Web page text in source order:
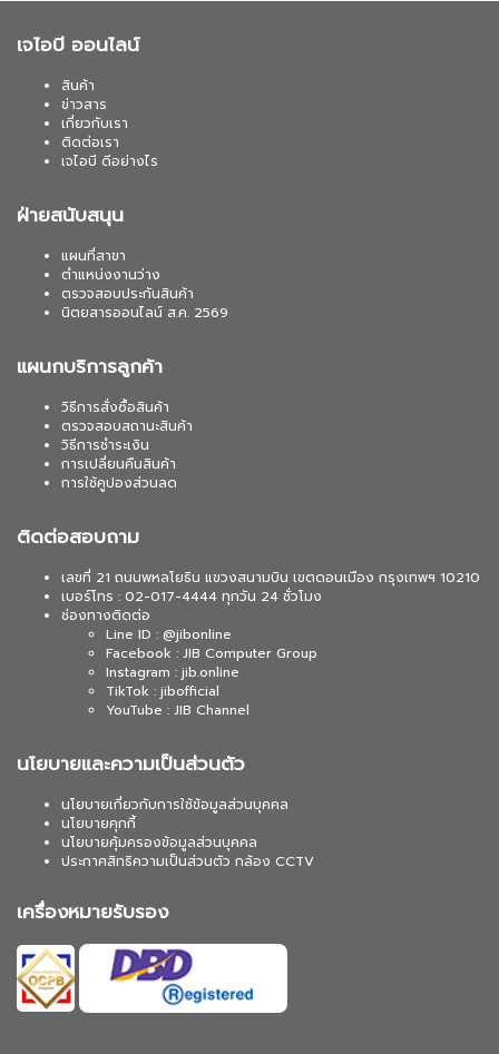
เจไอบี ออนไลน์
สินค้า
ข่าวสาร
เกี่ยวกับเรา
ติดต่อเรา
เจไอบี ดีอย่างไร
ฝ่ายสนับสนุน
แผนที่สาขา
ตำแหน่งงานว่าง
ตรวจสอบประกันสินค้า
นิตยสารออนไลน์ ส.ค. 2569
แผนกบริการลูกค้า
วิธีการสั่งซื้อสินค้า
ตรวจสอบสถานะสินค้า
วิธีการชำระเงิน
การเปลี่ยนคืนสินค้า
การใช้คูปองส่วนลด
ติดต่อสอบถาม
เลขที่ 21 ถนนพหลโยธิน แขวงสนามบิน เขตดอนเมือง กรุงเทพฯ 10210
เบอร์โทร : 02-017-4444 ทุกวัน 24 ชั่วโมง
ช่องทางติดต่อ
Line ID : @jibonline
Facebook : JIB Computer Group
Instagram : jib.online
TikTok : jibofficial
YouTube : JIB Channel
นโยบายและความเป็นส่วนตัว
นโยบายเกี่ยวกับการใช้ข้อมูลส่วนบุคคล
นโยบายคุกกี้
นโยบายคุ้มครองข้อมูลส่วนบุคคล
ประกาศสิทธิความเป็นส่วนตัว กล้อง CCTV
เครื่องหมายรับรอง